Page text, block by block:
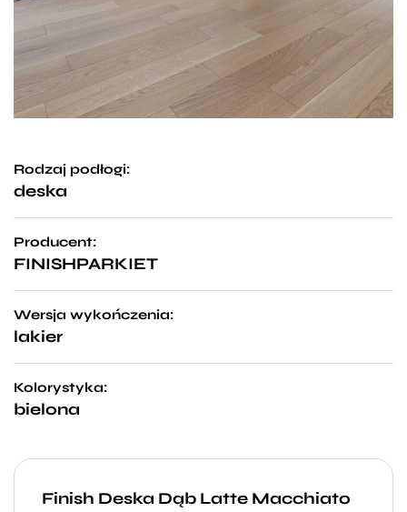
Rodzaj podłogi:
deska
Producent:
FINISHPARKIET
Wersja wykończenia:
lakier
Kolorystyka:
bielona
Finish Deska Dąb Latte Macchiato